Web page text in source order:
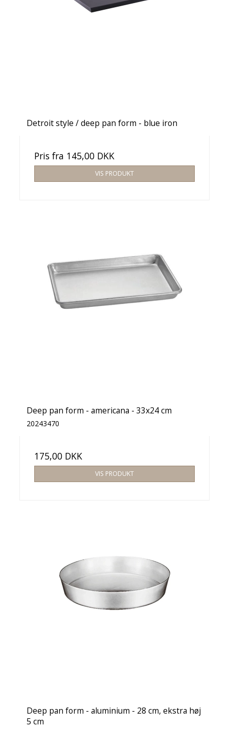
Detroit style / deep pan form - blue iron
Pris fra 145,00 DKK
VIS PRODUKT
Deep pan form - americana - 33x24 cm
20243470
175,00 DKK
VIS PRODUKT
Deep pan form - aluminium - 28 cm, ekstra høj
5 cm